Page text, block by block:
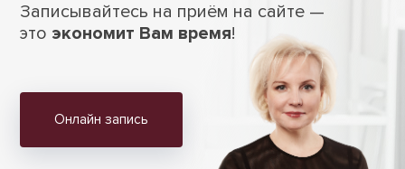
Записывайтесь на приём на сайте —
это экономит Вам время!
Онлайн запись